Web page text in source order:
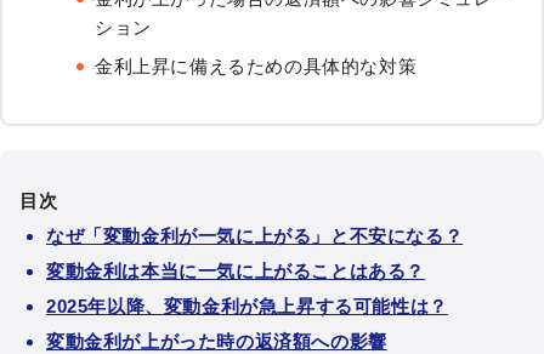
ション
金利上昇に備えるための具体的な対策
目次
なぜ「変動金利が一気に上がる」と不安になる？
変動金利は本当に一気に上がることはある？
2025年以降、変動金利が急上昇する可能性は？
変動金利が上がった時の返済額への影響